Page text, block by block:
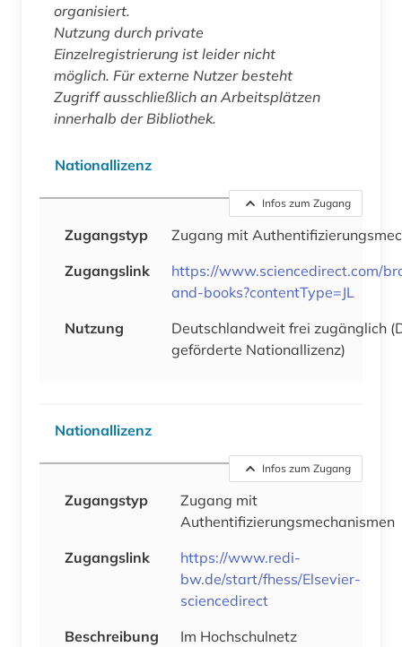
organisiert.
Nutzung durch private
Einzelregistrierung ist leider nicht
möglich. Für externe Nutzer besteht
Zugriff ausschließlich an Arbeitsplätzen
innerhalb der Bibliothek.
Nationallizenz
Infos zum Zugang
Zugangstyp
Zugang mit
Zugangslink
https://www.sciencedirect.com/
and-books?contentType=JL
Nutzung
Deutschlandweit frei zugänglich
geförderte Nationallizenz)
Nationallizenz
Infos zum Zugang
Zugangstyp
Zugang mit
Authentifizierungsmechanismen
Zugangslink
https://www.redi-
bw.de/start/fhess/Elsevier-
sciencedirect
Beschreibung
Im Hochschulnetz